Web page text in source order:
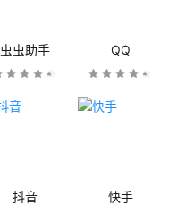
虫虫助手 QQ
抖音 快手